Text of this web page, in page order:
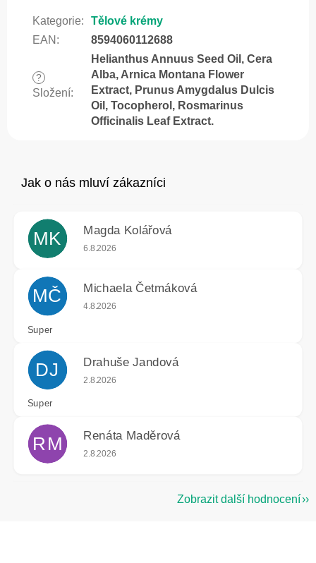
Kategorie:
Tělové krémy
EAN : 8594060112688
?
Složení:
Helianthus Annuus Seed Oil, Cera
Alba, Arnica Montana Flower
Extract, Prunus Amygdalus Dulcis
Oil, Tocopherol, Rosmarinus
Officinalis Leaf Extract.
MK Magda Kolářová
Hodnocení obchodu je 5 z 5 hvězdiček.
6.8.2026
MČ Michaela Četmáková
Hodnocení obchodu je 5 z 5 hvězdiček.
4.8.2026
Super
DJ Drahuše Jandová
Hodnocení obchodu je 5 z 5 hvězdiček.
2.8.2026
Super
RM Renáta Maděrová
Hodnocení obchodu je 5 z 5 hvězdiček.
2.8.2026
Zobrazit další hodnocení